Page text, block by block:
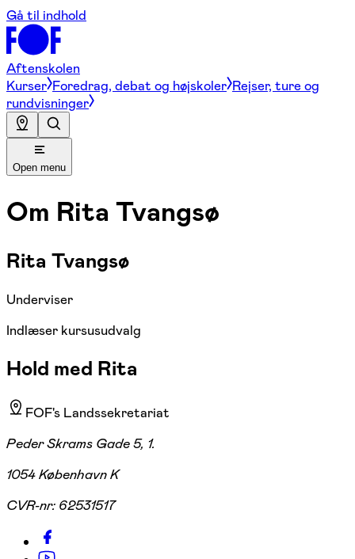
Gå til indhold
Aftenskolen
Kurser Foredrag, debat og højskoler Rejser, ture og
rundvisninger
Open menu
Om Rita Tvangsø
Rita Tvangsø
Underviser
Indlæser kursusudvalg
Hold med Rita
FOF's Landssekretariat
Peder Skrams Gade 5, 1.
1054 København K
CVR-nr: 62531517